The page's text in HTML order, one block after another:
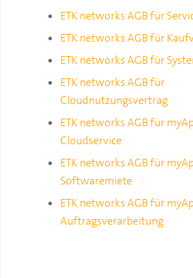
ETK networks AGB für
ETK networks AGB für
ETK networks AGB für
ETK networks AGB für
Cloudnutzungsvertrag
ETK networks AGB für
Cloudservice
ETK networks AGB für
Softwaremiete
ETK networks AGB für
Auftragsverarbeitung